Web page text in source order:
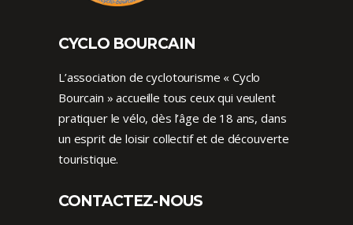
CYCLO BOURCAIN
L’association de cyclotourisme « Cyclo
Bourcain » accueille tous ceux qui veulent
pratiquer le vélo, dès l’âge de 18 ans, dans
un esprit de loisir collectif et de découverte
touristique.
CONTACTEZ-NOUS